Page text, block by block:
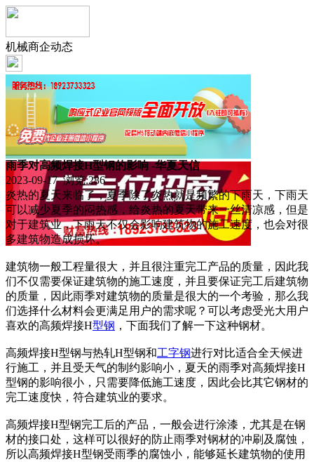
机械商企动态
雨季对高频焊接H型钢的影响 -华夏天信
2023-09-17 浏览:286
炎热的夏天来临了，夏季除了炎热就是频繁的下雨天，下雨天
可以减少夏季的闷热感，给炎热的夏天带来一丝清凉感，但是
对于建筑业，下雨天不仅会影响建筑物的施工速度，也会对很
多建筑物造成损坏。
建筑物一般工程量很大，并且很注重完工产品的质量，因此我
们不仅需要保证建筑物的施工速度，并且要保证完工后建筑物
的质量，因此雨季对建筑物的质量是很大的一个考验，那么我
们选择什么材料会更满足用户的需求呢？可以考虑受光大用户
喜欢的高频焊接H型钢 ，下面我们了解一下这种钢材。
高频焊接H型钢与热轧H型钢和工字钢进行对比适合全天候进
行施工，并且受天气的制约影响小，夏天的雨季对高频焊接H
型钢的影响很小，只需要降低施工速度，因此会比其它钢材的
完工速度快，符合建筑业的要求。
高频焊接H型钢完工后的产品，一般会进行涂漆，尤其是在钢
材的接口处，这样可以很好的防止雨季对钢材的冲刷及腐蚀，
所以高频焊接H型钢受雨季的腐蚀小，能够延长建筑物的使用